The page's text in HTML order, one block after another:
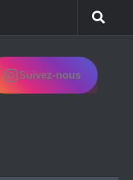
Suivez-nous